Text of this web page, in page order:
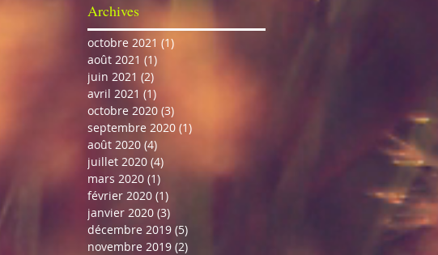
Archives
octobre 2021 (1)
août 2021 (1)
juin 2021 (2)
avril 2021 (1)
octobre 2020 (3)
septembre 2020 (1)
août 2020 (4)
juillet 2020 (4)
mars 2020 (1)
février 2020 (1)
janvier 2020 (3)
décembre 2019 (5)
novembre 2019 (2)